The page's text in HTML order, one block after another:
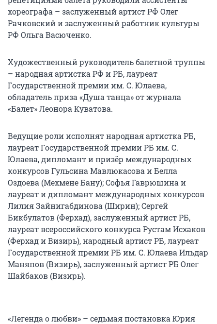
хореографа – заслуженный артист РФ Олег
Рачковский и заслуженный работник культуры
РФ Ольга Васюченко.
Художественный руководитель балетной труппы
– народная артистка РФ и РБ, лауреат
Государственной премии им. С. Юлаева,
обладатель приза «Душа танца» от журнала
«Балет» Леонора Куватова.
Ведущие роли исполнят народная артистка РБ,
лауреат Государственной премии РБ им. С.
Юлаева, дипломант и призёр международных
конкурсов Гульсина Мавлюкасова и Белла
Оздоева (Мехмене Бану); Софья Гаврюшина и
лауреат и дипломант международных конкурсов
Лилия Зайнигабдинова (Ширин); Сергей
Бикбулатов (Ферхад), заслуженный артист РБ,
лауреат всероссийского конкурса Рустам Исхаков
(Ферхад и Визирь), народный артист РБ, лауреат
Государственной премии РБ им. С. Юлаева Ильдар
Маняпов (Визирь), заслуженный артист РБ Олег
Шайбаков (Визирь).
«Легенда о любви» – седьмая постановка Юрия